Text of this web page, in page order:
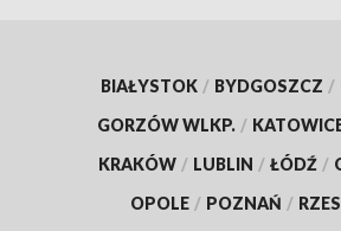
BIAŁYSTOK / BYDGOSZCZ /
GORZÓW WLKP. /
KRAKÓW / LUBLIN / ŁÓDŹ /
OPOLE / POZNAŃ /